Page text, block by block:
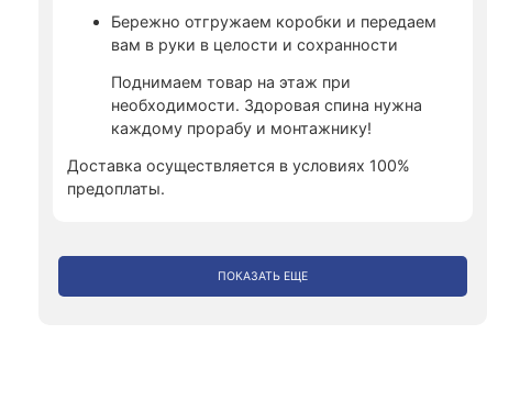
Бережно отгружаем коробки и передаем
вам в руки в целости и сохранности
Поднимаем товар на этаж при
необходимости. Здоровая спина нужна
каждому прорабу и монтажнику!
Доставка осуществляется в условиях 100%
предоплаты.
ПОКАЗАТЬ ЕЩЕ